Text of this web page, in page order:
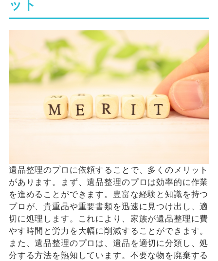
ット
遺品整理のプロに依頼することで、多くのメリット
があります。まず、遺品整理のプロは効率的に作業
を進めることができます。豊富な経験と知識を持つ
プロが、貴重品や重要書類を迅速に見つけ出し、適
切に処理します。これにより、家族が遺品整理に費
やす時間と労力を大幅に削減することができます。
また、遺品整理のプロは、遺品を適切に分類し、処
分する方法を熟知しています。不要な物を廃棄する